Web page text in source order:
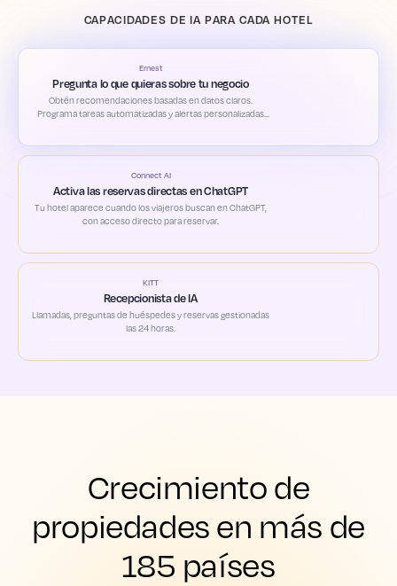
CAPACIDADES DE IA PARA CADA HOTEL
Ernest
Pregunta lo que quieras sobre tu negocio
Obtén recomendaciones basadas en datos claros.
Programa tareas automatizadas y alertas personalizadas
Connect AI
Activa las reservas directas en ChatGPT
Tu hotel aparece cuando los viajeros buscan en ChatGPT,
con acceso directo para reservar.
KITT
Recepcionista de IA
Llamadas, preguntas de huéspedes y reservas gestionadas
las 24 horas.
Crecimiento de
propiedades en más de
185 países